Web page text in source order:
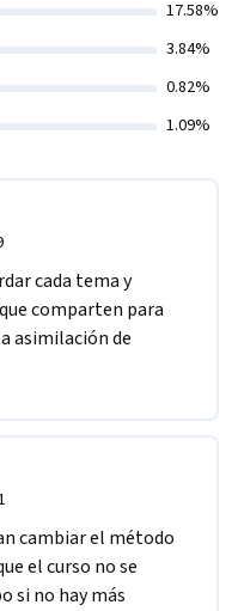
17.58%
3.84%
0.82%
1.09%
cada tema y
comparten para
asimilación de
cambiar el método
el curso no se
si no hay más